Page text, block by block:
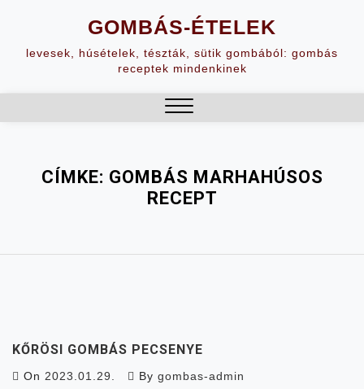
content
GOMBÁS-ÉTELEK
levesek, húsételek, tészták, sütik gombából: gombás
receptek mindenkinek
CÍMKE: GOMBÁS MARHAHÚSOS
RECEPT
KŐRÖSI GOMBÁS PECSENYE
On 2023.01.29. By gombas-admin